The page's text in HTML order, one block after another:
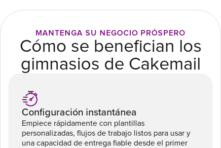
MANTENGA SU NEGOCIO PRÓSPERO
Cómo se benefician los
gimnasios de Cakemail
Configuración instantánea
Empiece rápidamente con plantillas
personalizadas, flujos de trabajo listos para usar y
una capacidad de entrega fiable desde el primer